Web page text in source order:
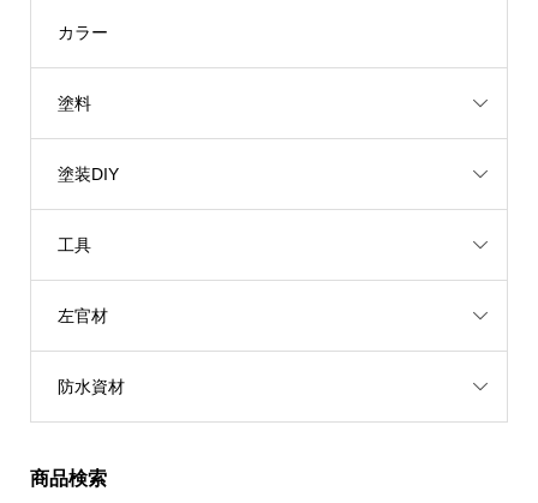
カラー
塗料
塗装DIY
工具
左官材
防水資材
商品検索